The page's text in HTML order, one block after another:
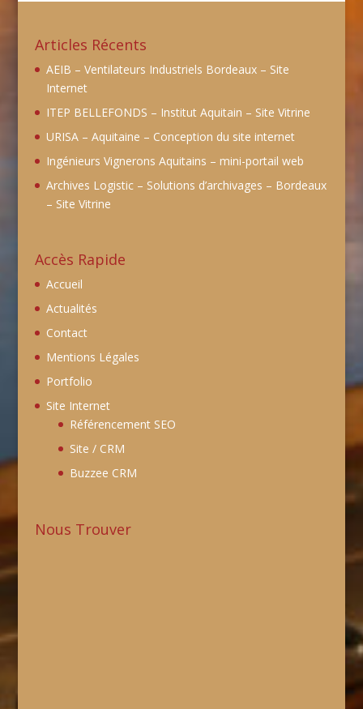
Articles Récents
AEIB – Ventilateurs Industriels Bordeaux – Site
Internet
ITEP BELLEFONDS – Institut Aquitain – Site Vitrine
URISA – Aquitaine – Conception du site internet
Ingénieurs Vignerons Aquitains – mini-portail web
Archives Logistic – Solutions d’archivages – Bordeaux
– Site Vitrine
Accès Rapide
Accueil
Actualités
Contact
Mentions Légales
Portfolio
Site Internet
Référencement SEO
Site / CRM
Buzzee CRM
Nous Trouver